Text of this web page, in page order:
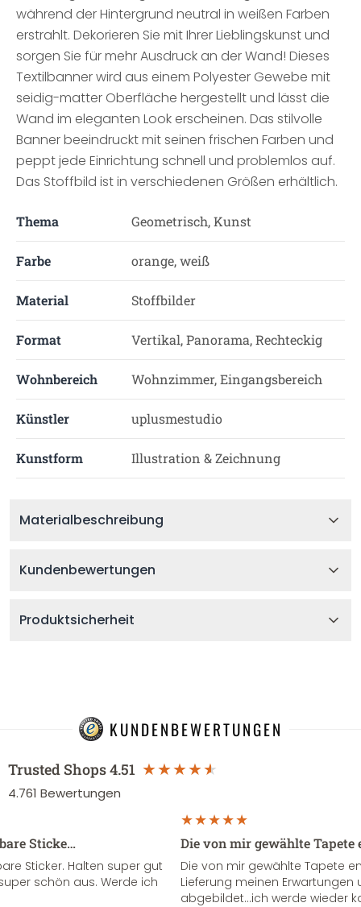
während der Hintergrund neutral in weißen Farben
erstrahlt. Dekorieren Sie mit Ihrer Lieblingskunst und
sorgen Sie für mehr Ausdruck an der Wand! Dieses
Textilbanner wird aus einem Polyester Gewebe mit
seidig-matter Oberfläche hergestellt und lässt die
Wand im eleganten Look erscheinen. Das stilvolle
Banner beeindruckt mit seinen frischen Farben und
peppt jede Einrichtung schnell und problemlos auf.
Das Stoffbild ist in verschiedenen Größen erhältlich.
Thema Geometrisch, Kunst
Farbe orange, weiß
Material Stoffbilder
Format Vertikal, Panorama, Rechteckig
Wohnbereich Wohnzimmer, Eingangsbereich
Künstler uplusmestudio
Kunstform Illustration & Zeichnung
Materialbeschreibung
Kundenbewertungen
Produktsicherheit
KUNDENBEWERTUNGEN
Trusted Shops4.51
4.761 Bewertungen
Sticke…
Sticker. Halten super gut
schön aus. Werde ich
Die von mir gewählte
Die von mir gewählte Tapete
Lieferung meinen Erwartungen
abgebildet...ich werde wieder